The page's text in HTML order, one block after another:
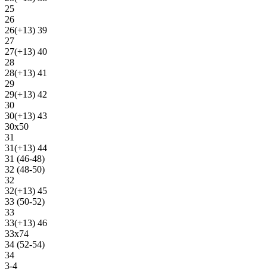
25
26
26(+13) 39
27
27(+13) 40
28
28(+13) 41
29
29(+13) 42
30
30(+13) 43
30х50
31
31(+13) 44
31 (46-48)
32 (48-50)
32
32(+13) 45
33 (50-52)
33
33(+13) 46
33х74
34 (52-54)
34
3-4